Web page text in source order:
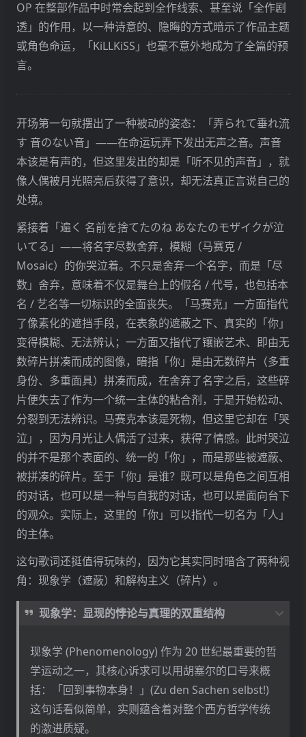
世界（Hoshi）正渴望知晓)
you bleed, yes, bleed
その血で 天(そら)の五線譜を書き換えれば (你的血液
若能改写天空的五线谱)
code ‘KiLLKiSS’ uh..,
KiLLKiSS judy.., KiLLKiSS jude.., KiLLKiSS juda..,
真相
さあ 預けて 回帰するように
象徴的なパレード この月夜に仰げよ仰げ
象征性的游行 举目仰望月夜
‘completeness’
「完好无缺」
嗚呼 命の灯を掲げ
啊 高举生命之灯
KiLLKiSS judy.., KiLLKiSS jude.., KiLLKiSS juda..,
KiLLKiSS judy.., KiLLKiSS jude.., KiLLKiSS juda..,
欺いて
瞒天过海
KiLLKiSS judy.., KiLLKiSS jude.., KiLLKiSS juda..,
KiLLKiSS judy.., KiLLKiSS jude.., KiLLKiSS juda..,
抱きしめて
紧抱入怀
ねぇ 無防備だね 美しい戯れに 人は壊れてゆく
真是毫无防备啊 甜美嬉戏令人毁于一旦
可笑しいわね
多么可笑
‘cuz we’re all alone
噛み締めても まだ痛むなら
倘若细品仍旧疼痛
手を挙げ 希え
高举双手 虔诚祈愿
OP 在整部作品中时常会起到全作线索、甚至说「全作剧
透」的作用，以一种诗意的、隐晦的方式暗示了作品主题
或角色命运，「KiLLKiSS」也毫不意外地成为了全篇的预
言。
开场第一句就摆出了一种被动的姿态：「弄られて垂れ流
す 音のない音」——在命运玩弄下发出无声之音。声音
本该是有声的，但这里发出的却是「听不见的声音」，就
像人偶被月光照亮后获得了意识，却无法真正言说自己的
处境。
紧接着「遍く 名前を捨てたのね あなたのモザイクが泣
いてる」——将名字尽数舍弃，模糊（马赛克 /
Mosaic）的你哭泣着。不只是舍弃一个名字，而是「尽
数」舍弃，意味着不仅是舞台上的假名 / 代号，也包括本
名 / 艺名等一切标识的全面丧失。「马赛克」一方面指代
了像素化的遮挡手段，在表象的遮蔽之下、真实的「你」
变得模糊、无法辨认；一方面又指代了镶嵌艺术、即由无
数碎片拼凑而成的图像，暗指「你」是由无数碎片（多重
身份、多重面具）拼凑而成，在舍弃了名字之后，这些碎
片便失去了作为一个统一主体的粘合剂，于是开始松动、
分裂到无法辨识。马赛克本该是死物，但这里它却在「哭
泣」，因为月光让人偶活了过来，获得了情感。此时哭泣
的并不是那个表面的、统一的「你」，而是那些被遮蔽、
被拼凑的碎片。至于「你」是谁？既可以是角色之间互相
的对话，也可以是一种与自我的对话，也可以是面向台下
的观众。实际上，这里的「你」可以指代一切名为「人」
的主体。
这句歌词还挺值得玩味的，因为它其实同时暗含了两种视
角：现象学（遮蔽）和解构主义（碎片）。
现象学：显现的悖论与真理的双重结构
现象学 (Phenomenology) 作为 20 世纪最重要的哲
学运动之一，其核心诉求可以用胡塞尔的口号来概
括：「回到事物本身！」(Zu den Sachen selbst!)
这句话看似简单，实则蕴含着对整个西方哲学传统
的激进质疑。